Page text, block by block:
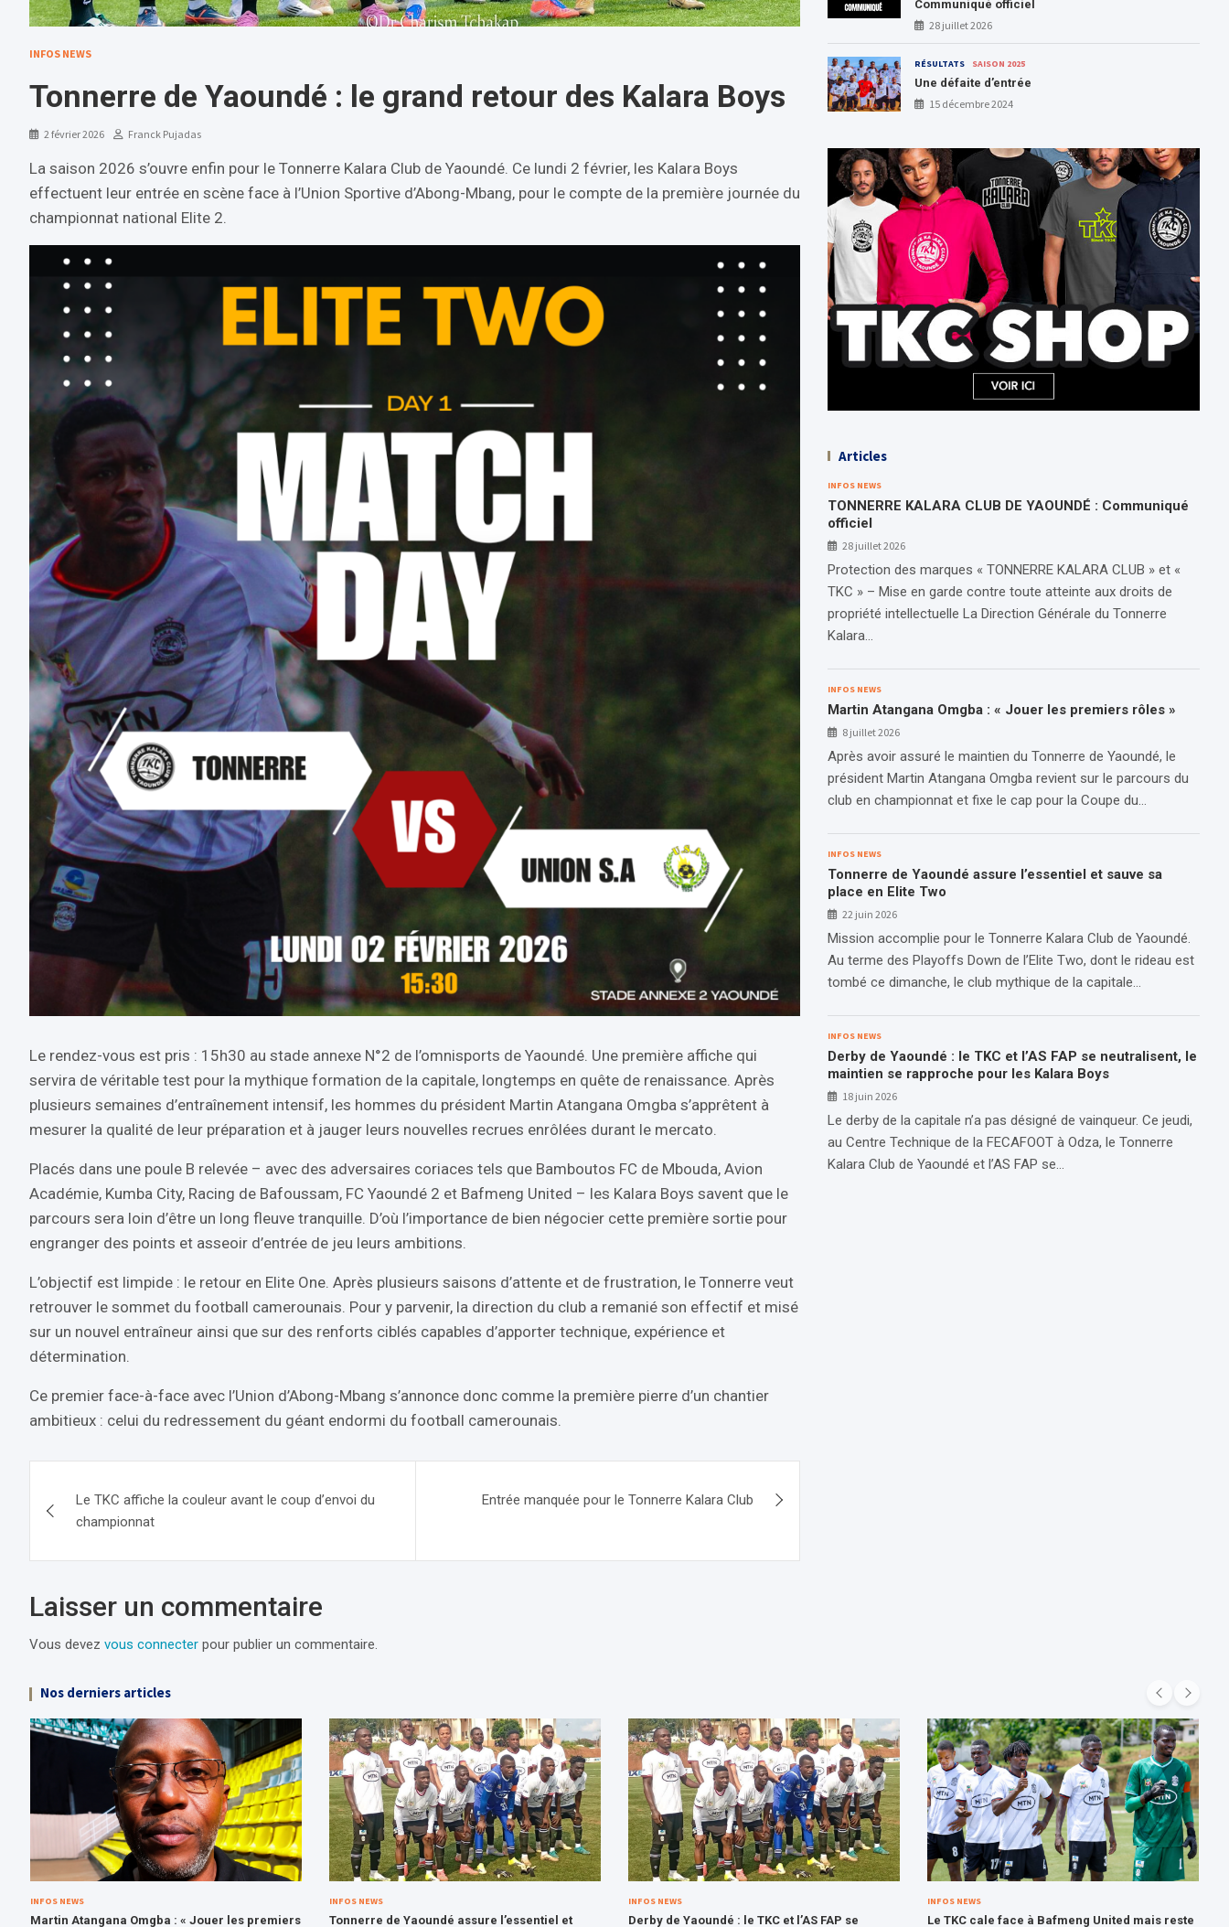
INFOS NEWS
Tonnerre de Yaoundé : le grand retour des Kalara Boys
2 février 2026 Franck Pujadas
La saison 2026 s’ouvre enfin pour le Tonnerre Kalara Club de Yaoundé. Ce lundi 2 février, les Kalara Boys
effectuent leur entrée en scène face à l’Union Sportive d’Abong-Mbang, pour le compte de la première journée du
championnat national Elite 2.
Le rendez-vous est pris : 15h30 au stade annexe N°2 de l’omnisports de Yaoundé. Une première affiche qui
servira de véritable test pour la mythique formation de la capitale, longtemps en quête de renaissance. Après
plusieurs semaines d’entraînement intensif, les hommes du président Martin Atangana Omgba s’apprêtent à
mesurer la qualité de leur préparation et à jauger leurs nouvelles recrues enrôlées durant le mercato.
Placés dans une poule B relevée – avec des adversaires coriaces tels que Bamboutos FC de Mbouda, Avion
Académie, Kumba City, Racing de Bafoussam, FC Yaoundé 2 et Bafmeng United – les Kalara Boys savent que le
parcours sera loin d’être un long fleuve tranquille. D’où l’importance de bien négocier cette première sortie pour
engranger des points et asseoir d’entrée de jeu leurs ambitions.
L’objectif est limpide : le retour en Elite One. Après plusieurs saisons d’attente et de frustration, le Tonnerre veut
retrouver le sommet du football camerounais. Pour y parvenir, la direction du club a remanié son effectif et misé
sur un nouvel entraîneur ainsi que sur des renforts ciblés capables d’apporter technique, expérience et
détermination.
Ce premier face-à-face avec l’Union d’Abong-Mbang s’annonce donc comme la première pierre d’un chantier
ambitieux : celui du redressement du géant endormi du football camerounais.
de
l’article
Le TKC affiche la couleur avant le coup d’envoi du
championnat
Entrée manquée pour le Tonnerre Kalara Club
Laisser un commentaire
Vous devez vous connecter pour publier un commentaire.
Communiqué officiel
28 juillet 2026
RÉSULTATS SAISON 2025
Une défaite d’entrée
15 décembre 2024
Articles
INFOS NEWS
TONNERRE KALARA CLUB DE YAOUNDÉ : Communiqué
officiel
28 juillet 2026
Protection des marques « TONNERRE KALARA CLUB » et «
TKC » – Mise en garde contre toute atteinte aux droits de
propriété intellectuelle La Direction Générale du Tonnerre
Kalara…
INFOS NEWS
Martin Atangana Omgba : « Jouer les premiers rôles »
8 juillet 2026
Après avoir assuré le maintien du Tonnerre de Yaoundé, le
président Martin Atangana Omgba revient sur le parcours du
club en championnat et fixe le cap pour la Coupe du…
INFOS NEWS
Tonnerre de Yaoundé assure l’essentiel et sauve sa
place en Elite Two
22 juin 2026
Mission accomplie pour le Tonnerre Kalara Club de Yaoundé.
Au terme des Playoffs Down de l’Elite Two, dont le rideau est
tombé ce dimanche, le club mythique de la capitale…
INFOS NEWS
Derby de Yaoundé : le TKC et l’AS FAP se neutralisent, le
maintien se rapproche pour les Kalara Boys
18 juin 2026
Le derby de la capitale n’a pas désigné de vainqueur. Ce jeudi,
au Centre Technique de la FECAFOOT à Odza, le Tonnerre
Kalara Club de Yaoundé et l’AS FAP se…
Nos derniers articles
INFOS NEWS
Martin Atangana Omgba : « Jouer les premiers
INFOS NEWS
Tonnerre de Yaoundé assure l’essentiel et
INFOS NEWS
Derby de Yaoundé : le TKC et l’AS FAP se
INFOS NEWS
Le TKC cale face à Bafmeng United mais reste